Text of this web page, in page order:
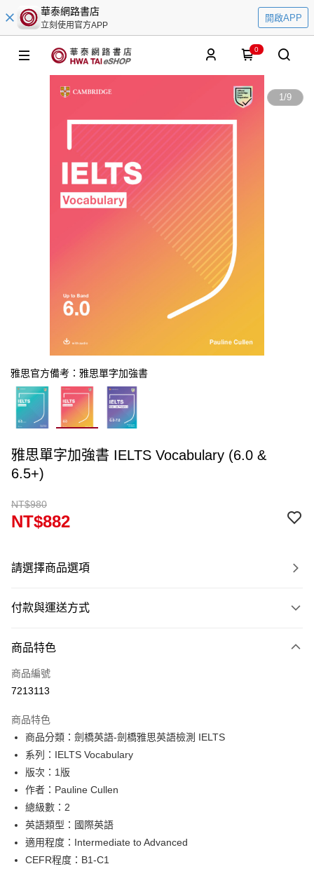
華泰網路書店
立刻使用官方APP
開啟APP
0
1/9
雅思官方備考：雅思單字加強書
雅思單字加強書 IELTS Vocabulary (6.0 &
6.5+)
NT$980
NT$882
請選擇商品選項
付款與運送方式
信用卡一次付款
超商取貨付款
Google Pay
ATM付款
運送方式
每筆NT$60
付款後全家取貨
商品特色
商品編號
7213113
商品特色
商品分類：劍橋英語-劍橋雅思英語檢測 IELTS
系列：IELTS Vocabulary
版次：1版
作者：Pauline Cullen
總級數：2
英語類型：國際英語
適用程度：Intermediate to Advanced
CEFR程度：B1-C1